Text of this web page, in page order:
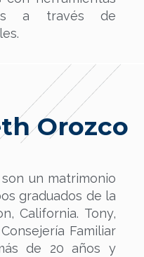
a través de
Orozco
un matrimonio
graduados de la
California. Tony,
Familiar
de 20 años y